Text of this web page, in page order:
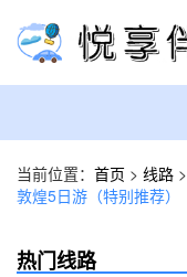
当前位置： 首页 > 线路 >
敦煌5日游（特别推荐）
热门线路